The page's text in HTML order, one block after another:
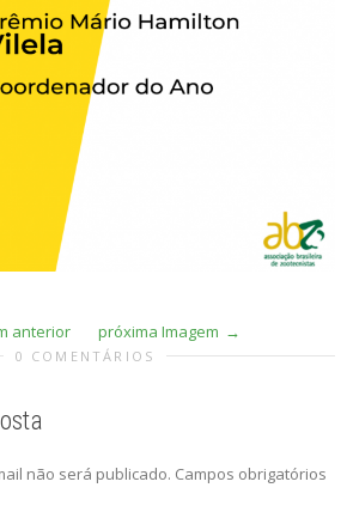
anterior próxima Imagem
0 COMENTÁRIOS
não será publicado. Campos obrigatórios